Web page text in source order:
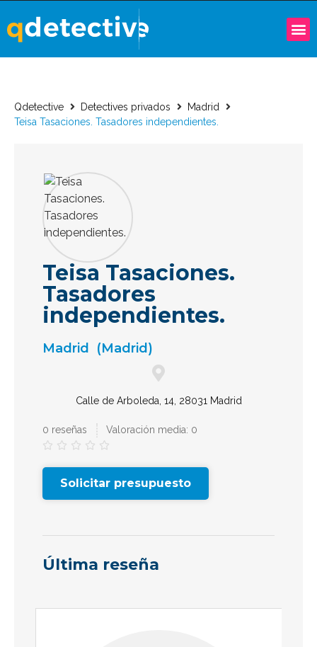
Qdetective Detectives privados
Madrid
Teisa Tasaciones. Tasadores independientes.
Teisa Tasaciones.
Tasadores
independientes.
Madrid (Madrid)
Calle de Arboleda, 14, 28031 Madrid
0 reseñas Valoración media: 0
    
Solicitar presupuesto
Última reseña